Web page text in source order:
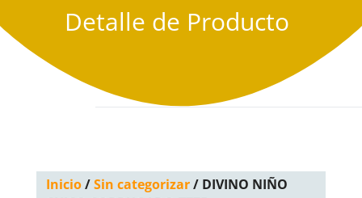
Detalle de Producto
Inicio/Sin categorizar/ DIVINO NIÑO